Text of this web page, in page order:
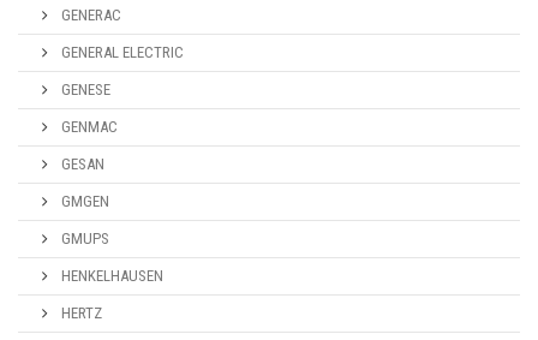
GENERAC
GENERAL ELECTRIC
GENESE
GENMAC
GESAN
GMGEN
GMUPS
HENKELHAUSEN
HERTZ